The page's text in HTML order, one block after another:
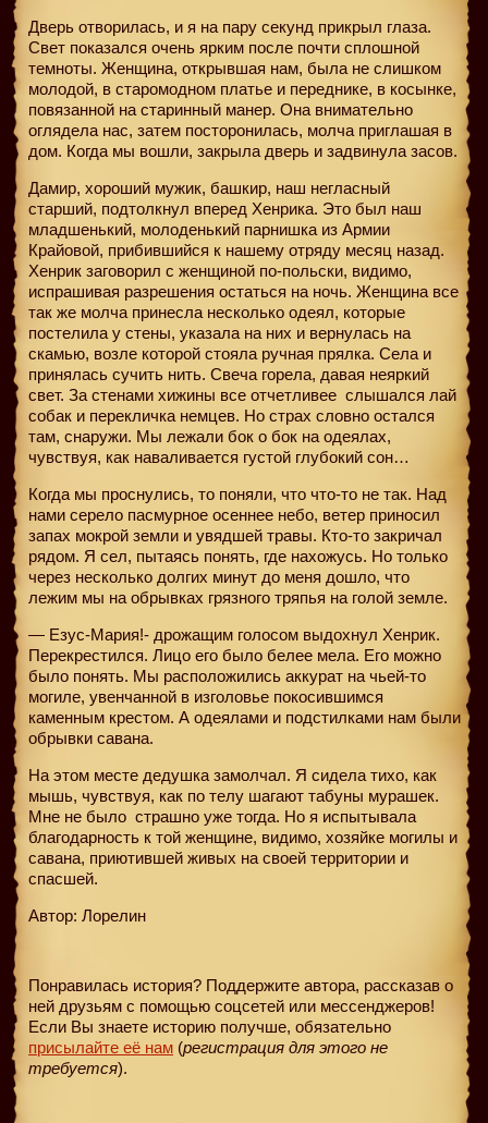
Дверь отворилась, и я на пару секунд прикрыл глаза.
Свет показался очень ярким после почти сплошной
темноты. Женщина, открывшая нам, была не слишком
молодой, в старомодном платье и переднике, в косынке,
повязанной на старинный манер. Она внимательно
оглядела нас, затем посторонилась, молча приглашая в
дом. Когда мы вошли, закрыла дверь и задвинула засов.
Дамир, хороший мужик, башкир, наш негласный
старший, подтолкнул вперед Хенрика. Это был наш
младшенький, молоденький парнишка из Армии
Крайовой, прибившийся к нашему отряду месяц назад.
Хенрик заговорил с женщиной по-польски, видимо,
испрашивая разрешения остаться на ночь. Женщина все
так же молча принесла несколько одеял, которые
постелила у стены, указала на них и вернулась на
скамью, возле которой стояла ручная прялка. Села и
принялась сучить нить. Свеча горела, давая неяркий
свет. За стенами хижины все отчетливее слышался лай
собак и перекличка немцев. Но страх словно остался
там, снаружи. Мы лежали бок о бок на одеялах,
чувствуя, как наваливается густой глубокий сон…
Когда мы проснулись, то поняли, что что-то не так. Над
нами серело пасмурное осеннее небо, ветер приносил
запах мокрой земли и увядшей травы. Кто-то закричал
рядом. Я сел, пытаясь понять, где нахожусь. Но только
через несколько долгих минут до меня дошло, что
лежим мы на обрывках грязного тряпья на голой земле.
— Езус-Мария!- дрожащим голосом выдохнул Хенрик.
Перекрестился. Лицо его было белее мела. Его можно
было понять. Мы расположились аккурат на чьей-то
могиле, увенчанной в изголовье покосившимся
каменным крестом. А одеялами и подстилками нам были
обрывки савана.
На этом месте дедушка замолчал. Я сидела тихо, как
мышь, чувствуя, как по телу шагают табуны мурашек.
Мне не было страшно уже тогда. Но я испытывала
благодарность к той женщине, видимо, хозяйке могилы и
савана, приютившей живых на своей территории и
спасшей.
Автор: Лорелин
Понравилась история? Поддержите автора, рассказав о
ней друзьям с помощью соцсетей или мессенджеров!
Если Вы знаете историю получше, обязательно
присылайте её нам (регистрация для этого не
требуется).